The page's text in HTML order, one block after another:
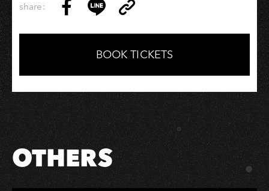
share:
on
Facebook
on
LINE
Link
Copy
BOOK TICKETS
OTHERS